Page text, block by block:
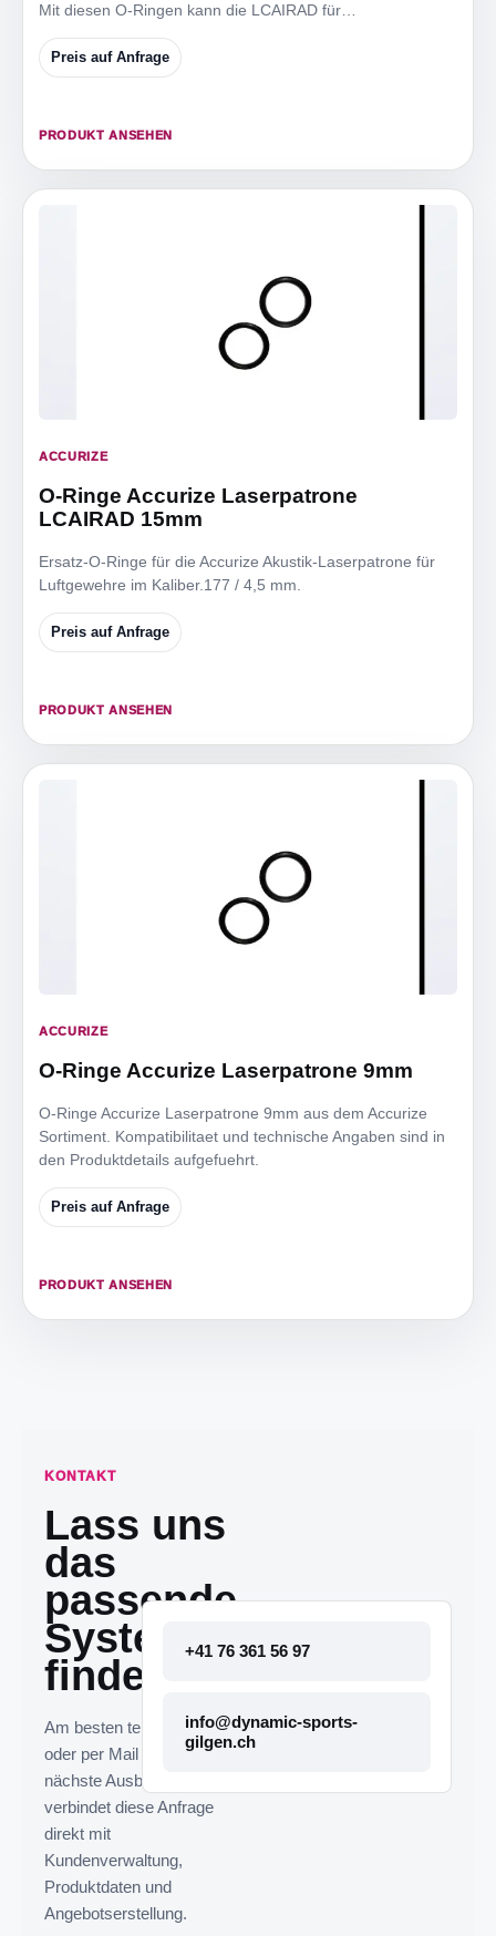
Mit diesen O-Ringen kann die LCAIRAD für
Preis auf Anfrage
PRODUKT ANSEHEN
ACCURIZE
O-Ringe Accurize Laserpatrone
LCAIRAD 15mm
Ersatz-O-Ringe für die Accurize Akustik-Laserpatrone für
Luftgewehre im Kaliber.177 / 4,5 mm.
Preis auf Anfrage
PRODUKT ANSEHEN
ACCURIZE
O-Ringe Accurize Laserpatrone 9mm
O-Ringe Accurize Laserpatrone 9mm aus dem Accurize
Sortiment. Kompatibilitaet und technische Angaben sind in
den Produktdetails aufgefuehrt.
Preis auf Anfrage
PRODUKT ANSEHEN
KONTAKT
Lass uns
das
passende
System
finden.
Am besten telefonisch
oder per Mail melden. Die
nächste Ausbaustufe
verbindet diese Anfrage
direkt mit
Kundenverwaltung,
Produktdaten und
Angebotserstellung.
+41 76 361 56 97
info@dynamic-sports-
gilgen.ch